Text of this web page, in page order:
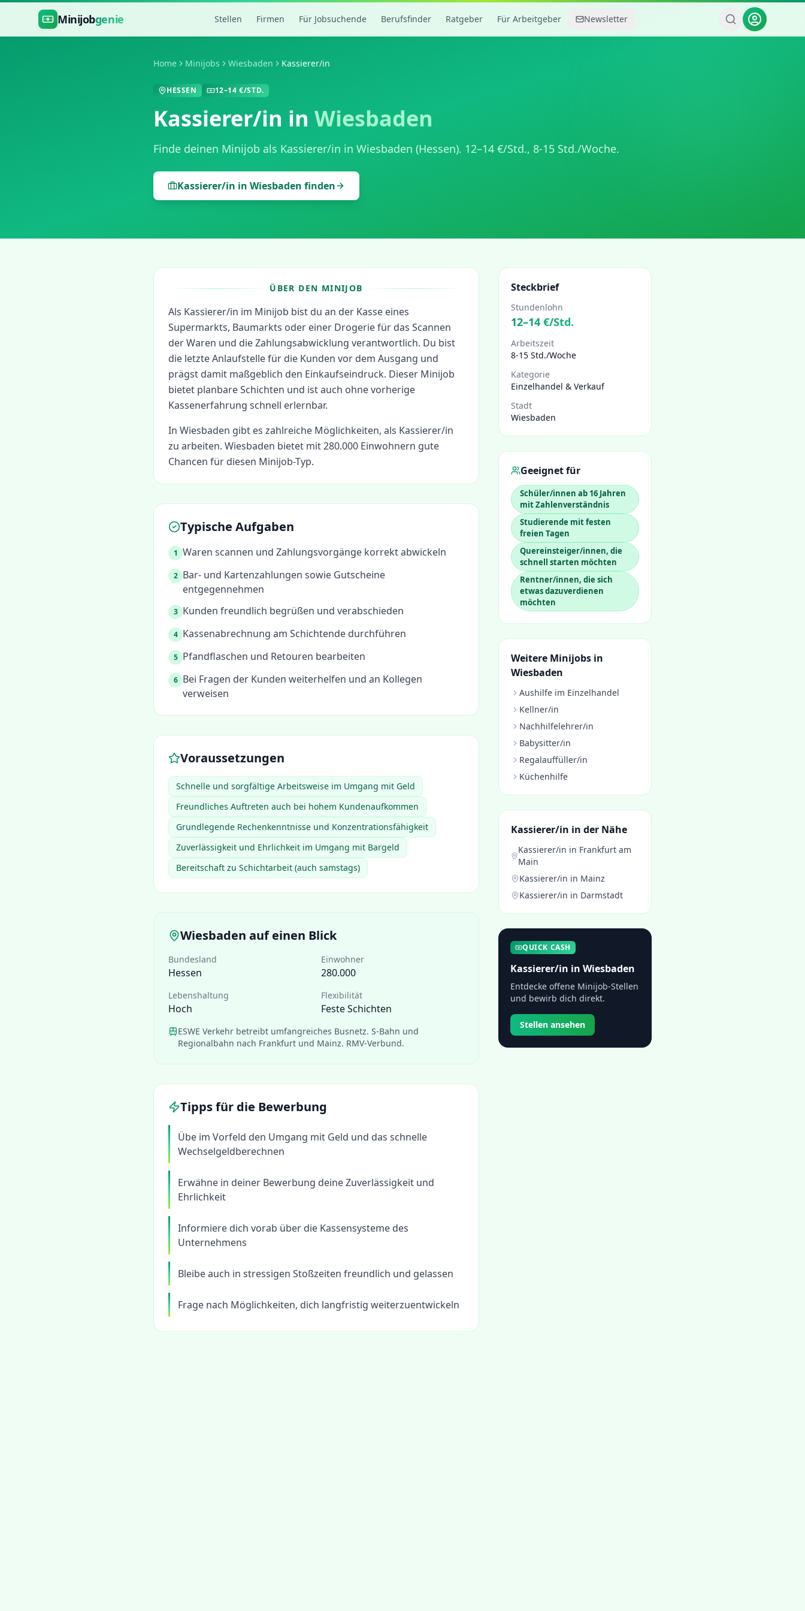
Zum Hauptinhalt springen
Minijobgenie Stellen Firmen Für Jobsuchende Berufsfinder Ratgeber Für Arbeitgeber Newsletter
Home Minijobs Wiesbaden Kassierer/in
HESSEN 12–14 €/STD.
Kassierer/in in Wiesbaden
Finde deinen Minijob als Kassierer/in in Wiesbaden (Hessen). 12–14 €/Std., 8-15 Std./Woche.
Kassierer/in in Wiesbaden finden
ÜBER DEN MINIJOB
Als Kassierer/in im Minijob bist du an der Kasse eines
Supermarkts, Baumarkts oder einer Drogerie für das Scannen
der Waren und die Zahlungsabwicklung verantwortlich. Du bist
die letzte Anlaufstelle für die Kunden vor dem Ausgang und
prägst damit maßgeblich den Einkaufseindruck. Dieser Minijob
bietet planbare Schichten und ist auch ohne vorherige
Kassenerfahrung schnell erlernbar.
In Wiesbaden gibt es zahlreiche Möglichkeiten, als Kassierer/in
zu arbeiten. Wiesbaden bietet mit 280.000 Einwohnern gute
Chancen für diesen Minijob-Typ.
Typische Aufgaben
1 Waren scannen und Zahlungsvorgänge korrekt abwickeln
2 Bar- und Kartenzahlungen sowie Gutscheine
entgegennehmen
3 Kunden freundlich begrüßen und verabschieden
4 Kassenabrechnung am Schichtende durchführen
5 Pfandflaschen und Retouren bearbeiten
6 Bei Fragen der Kunden weiterhelfen und an Kollegen
verweisen
Voraussetzungen
Schnelle und sorgfältige Arbeitsweise im Umgang mit Geld
Freundliches Auftreten auch bei hohem Kundenaufkommen
Grundlegende Rechenkenntnisse und Konzentrationsfähigkeit
Zuverlässigkeit und Ehrlichkeit im Umgang mit Bargeld
Bereitschaft zu Schichtarbeit (auch samstags)
Wiesbaden auf einen Blick
Bundesland
Hessen
Einwohner
280.000
Lebenshaltung
Hoch
Flexibilität
Feste Schichten
ESWE Verkehr betreibt umfangreiches Busnetz. S-Bahn und
Regionalbahn nach Frankfurt und Mainz. RMV-Verbund.
Tipps für die Bewerbung
Übe im Vorfeld den Umgang mit Geld und das schnelle
Wechselgeldberechnen
Erwähne in deiner Bewerbung deine Zuverlässigkeit und
Ehrlichkeit
Informiere dich vorab über die Kassensysteme des
Unternehmens
Bleibe auch in stressigen Stoßzeiten freundlich und gelassen
Frage nach Möglichkeiten, dich langfristig weiterzuentwickeln
Steckbrief
Stundenlohn
12–14 €/Std.
Arbeitszeit
8-15 Std./Woche
Kategorie
Einzelhandel & Verkauf
Stadt
Wiesbaden
Geeignet für
Schüler/innen ab 16 Jahren
mit Zahlenverständnis
Studierende mit festen
freien Tagen
Quereinsteiger/innen, die
schnell starten möchten
Rentner/innen, die sich
etwas dazuverdienen
möchten
Weitere Minijobs in
Wiesbaden
Aushilfe im Einzelhandel
Kellner/in
Nachhilfelehrer/in
Babysitter/in
Regalauffüller/in
Küchenhilfe
Kassierer/in in der Nähe
Kassierer/in in Frankfurt am
Main
Kassierer/in in Mainz
Kassierer/in in Darmstadt
QUICK CASH
Kassierer/in in Wiesbaden
Entdecke offene Minijob-Stellen
und bewirb dich direkt.
Stellen ansehen